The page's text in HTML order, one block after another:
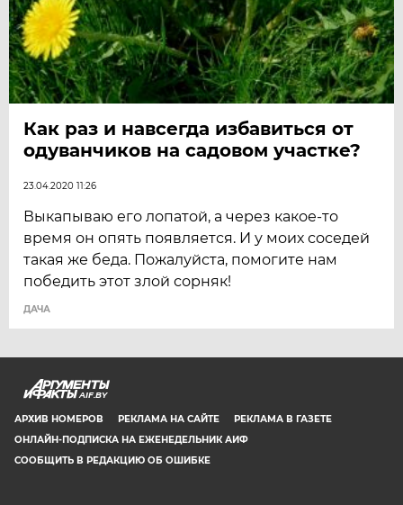
Как раз и навсегда избавиться от
одуванчиков на садовом участке?
23.04.2020 11:26
Выкапываю его лопатой, а через какое-то
время он опять появляется. И у моих соседей
такая же беда. Пожалуйста, помогите нам
победить этот злой сорняк!
ДАЧА
AIF.BY
АРХИВ НОМЕРОВ РЕКЛАМА НА САЙТЕ
РЕКЛАМА В ГАЗЕТЕ
ОНЛАЙН-ПОДПИСКА НА ЕЖЕНЕДЕЛЬНИК АИФ
СООБЩИТЬ В РЕДАКЦИЮ ОБ ОШИБКЕ